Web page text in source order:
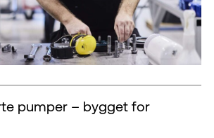
pumper – bygget for